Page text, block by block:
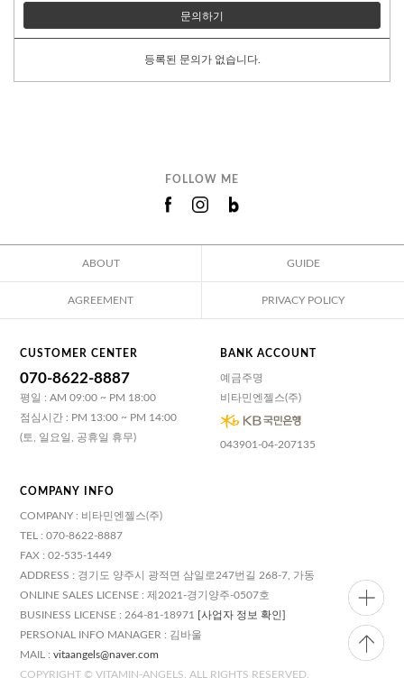
문의하기
등록된 문의가 없습니다.
FOLLOW ME
ABOUT GUIDE
AGREEMENT PRIVACY POLICY
CUSTOMER CENTER
070-8622-8887
평일 : AM 09:00 ~ PM 18:00
점심시간 : PM 13:00 ~ PM 14:00
(토, 일요일, 공휴일 휴무)
BANK ACCOUNT
예금주명
비타민엔젤스(주)
043901-04-207135
COMPANY INFO
COMPANY : 비타민엔젤스(주)
TEL : 070-8622-8887
FAX : 02-535-1449
ADDRESS : 경기도 양주시 광적면 삼일로247번길 268-7, 가동
ONLINE SALES LICENSE : 제2021-경기양주-0507호
BUSINESS LICENSE : 264-81-18971 [사업자 정보 확인]
PERSONAL INFO MANAGER : 김바울
MAIL :vitaangels@naver.com
COPYRIGHT © VITAMIN-ANGELS. ALL RIGHTS RESERVED.